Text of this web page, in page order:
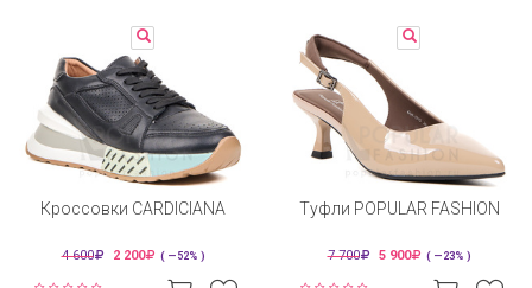
Кроссовки CARDICIANA
4 600 2 200 ( —52% )
Туфли POPULAR FASHION
7 700 5 900 ( —23% )